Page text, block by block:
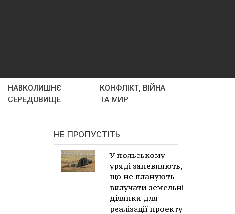
НАВКОЛИШНЄ
СЕРЕДОВИЩЕ
КОНФЛІКТ, ВІЙНА
ТА МИР
НЕ ПРОПУСТІТЬ
У польському
уряді запевняють,
що не планують
вилучати земельні
ділянки для
реалізації проекту